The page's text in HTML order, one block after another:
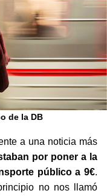
de la DB
a una noticia más
por poner a la
público a 9€.
no nos llamó